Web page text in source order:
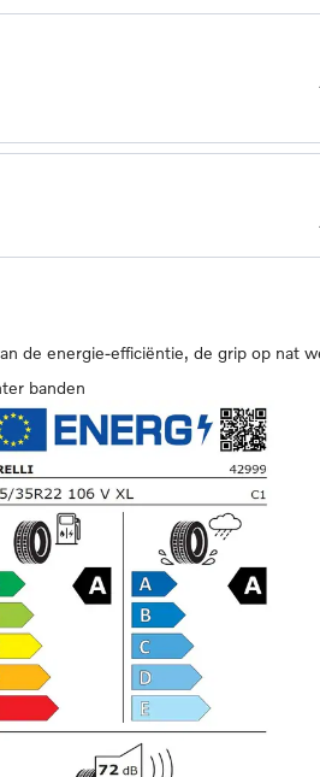
de energie-efficiëntie, de grip op nat
banden